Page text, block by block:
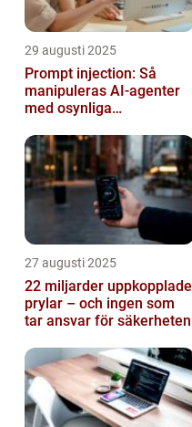
29 augusti 2025
Prompt injection: Så
manipuleras AI-agenter
med osynliga
27 augusti 2025
22 miljarder uppkopplade
prylar – och ingen som
tar ansvar för säkerheten